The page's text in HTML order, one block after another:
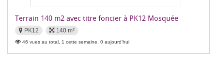
Terrain 140 m2 avec titre foncier à PK12 Mosquée
PK12 140 m²
46 vues au total, 1 cette semaine, 0 aujourd'hui